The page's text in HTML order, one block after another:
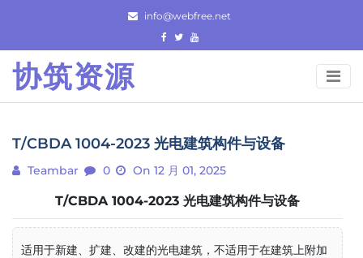
content
info@webfree.net
协筑资源
T/CBDA 1004-2023 光电建筑构件与设备
Teambar 0 On 12 月 01, 2025
T/CBDA 1004-2023 光电建筑构件与设备
适用于新建、扩建、改建的光电建筑，不适用于在建筑上附加